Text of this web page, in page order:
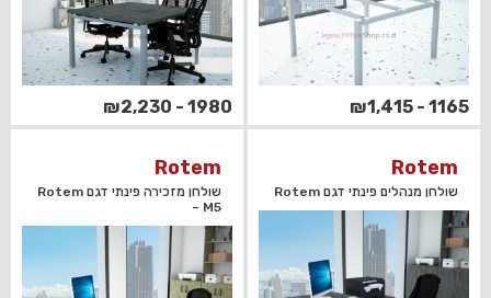
1165 - ₪1,415
1980 - ₪2,230
Rotem
שולחן מנהלים פינתי דגם Rotem
Rotem
שולחן מזכירה פינתי דגם Rotem
– M5